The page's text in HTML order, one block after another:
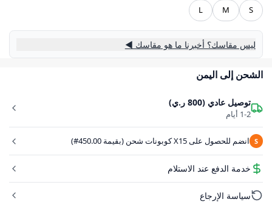
S
M
L
ليس مقاسك؟ أخبرنا ما هو مقاسك ◀
الشحن إلى اليمن
توصيل عادي (800 ر.ي)
1-2 أيام
S انضم للحصول على X15 كوبونات شحن (بقيمة 450.00#)
خدمة الدفع عند الاستلام
سياسة الإرجاع